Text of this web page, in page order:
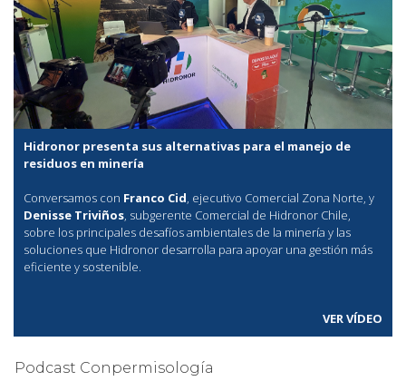
Hidronor presenta sus alternativas para el manejo de
residuos en minería
Conversamos con Franco Cid, ejecutivo Comercial Zona Norte, y
Denisse Triviños, subgerente Comercial de Hidronor Chile,
sobre los principales desafíos ambientales de la minería y las
soluciones que Hidronor desarrolla para apoyar una gestión más
eficiente y sostenible.
VER VÍDEO
Podcast Conpermisología